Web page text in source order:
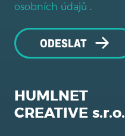
osobních údajů
ODESLAT
HUMLNET
CREATIVE s.r.o.